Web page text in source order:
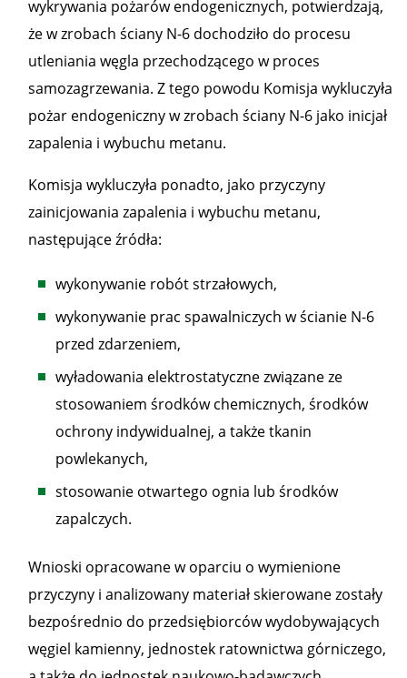
wykrywania pożarów endogenicznych, potwierdzają,
że w zrobach ściany N-6 dochodziło do procesu
utleniania węgla przechodzącego w proces
samozagrzewania. Z tego powodu Komisja wykluczyła
pożar endogeniczny w zrobach ściany N-6 jako inicjał
zapalenia i wybuchu metanu.
Komisja wykluczyła ponadto, jako przyczyny
zainicjowania zapalenia i wybuchu metanu,
następujące źródła:
wykonywanie robót strzałowych,
wykonywanie prac spawalniczych w ścianie N-6
przed zdarzeniem,
wyładowania elektrostatyczne związane ze
stosowaniem środków chemicznych, środków
ochrony indywidualnej, a także tkanin
powlekanych,
stosowanie otwartego ognia lub środków
zapalczych.
Wnioski opracowane w oparciu o wymienione
przyczyny i analizowany materiał skierowane zostały
bezpośrednio do przedsiębiorców wydobywających
węgiel kamienny, jednostek ratownictwa górniczego,